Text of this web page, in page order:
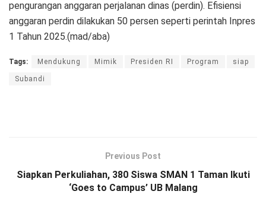
pengurangan anggaran perjalanan dinas (perdin). Efisiensi
anggaran perdin dilakukan 50 persen seperti perintah Inpres
1 Tahun 2025.(mad/aba)
Tags: Mendukung Mimik Presiden RI Program siap
Subandi
Previous Post
Siapkan Perkuliahan, 380 Siswa SMAN 1 Taman Ikuti
‘Goes to Campus’ UB Malang